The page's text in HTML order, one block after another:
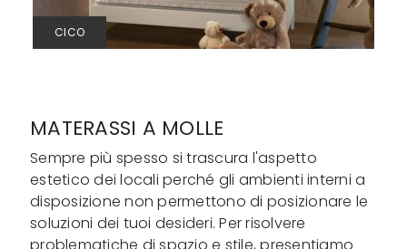
CICO
MATERASSI A MOLLE
Sempre più spesso si trascura l'aspetto
estetico dei locali perché gli ambienti interni a
disposizione non permettono di posizionare le
soluzioni dei tuoi desideri. Per risolvere